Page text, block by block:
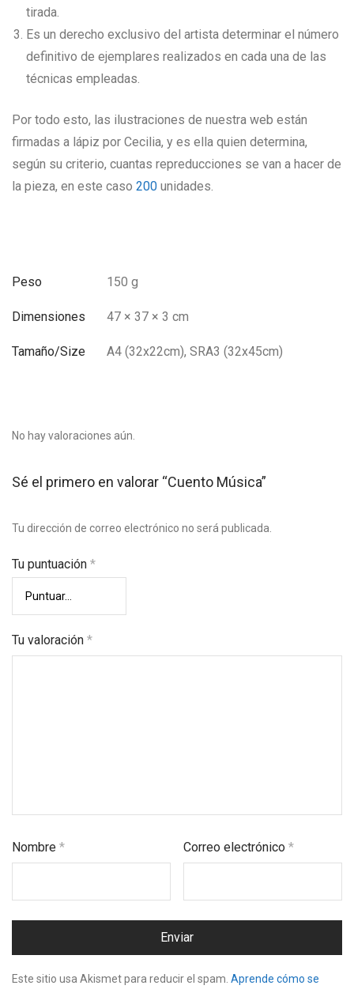
tirada.
Es un derecho exclusivo del artista determinar el número
definitivo de ejemplares realizados en cada una de las
técnicas empleadas.
Por todo esto, las ilustraciones de nuestra web están
firmadas a lápiz por Cecilia, y es ella quien determina,
según su criterio, cuantas repreducciones se van a hacer de
la pieza, en este caso 200 unidades.
Peso 150 g
Dimensiones 47 × 37 × 3 cm
Tamaño/Size A4 (32x22cm), SRA3 (32x45cm)
No hay valoraciones aún.
Sé el primero en valorar “Cuento Música”
Tu dirección de correo electrónico no será publicada.
Tu puntuación *
Tu valoración *
Nombre * Correo electrónico*
Este sitio usa Akismet para reducir el spam. Aprende cómo se